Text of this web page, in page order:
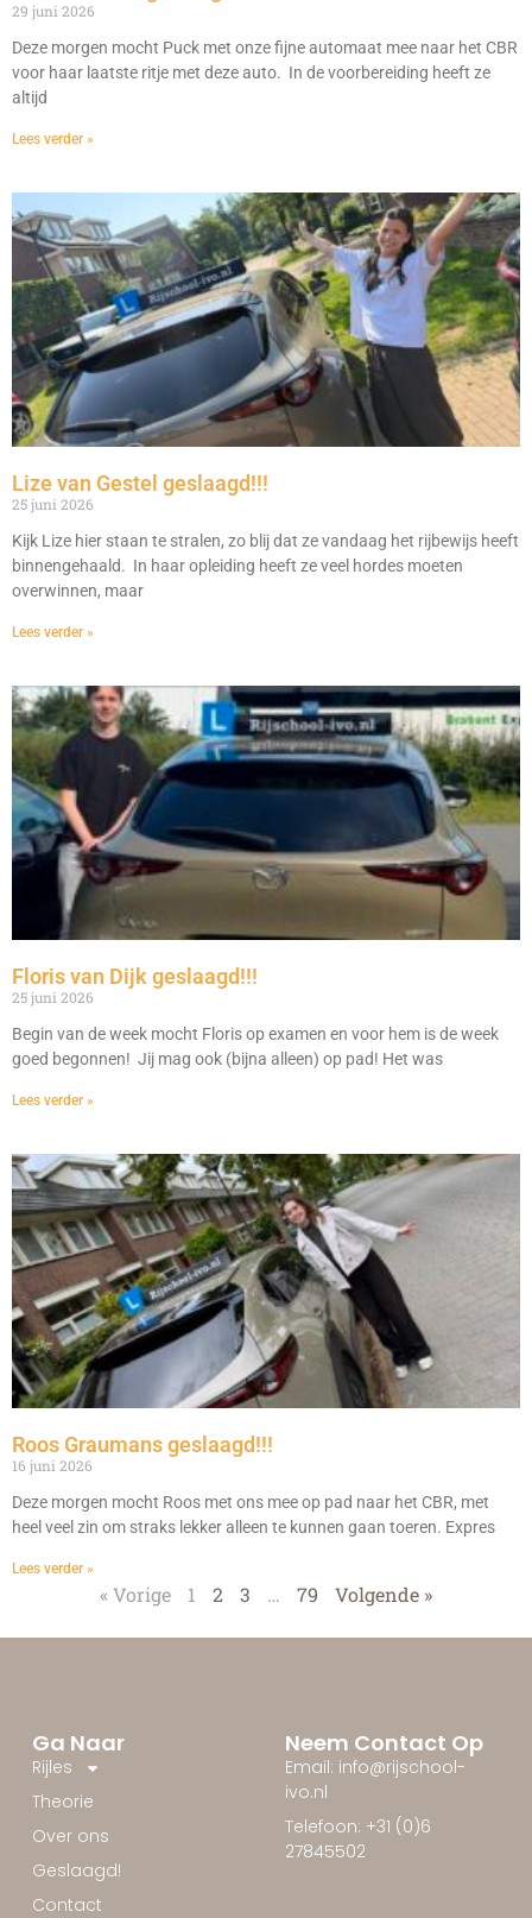
29 juni 2026
Deze morgen mocht Puck met onze fijne automaat mee naar het CBR
voor haar laatste ritje met deze auto. In de voorbereiding heeft ze
altijd
Lees verder »
Lize van Gestel geslaagd!!!
25 juni 2026
Kijk Lize hier staan te stralen, zo blij dat ze vandaag het rijbewijs heeft
binnengehaald. In haar opleiding heeft ze veel hordes moeten
overwinnen, maar
Lees verder »
Floris van Dijk geslaagd!!!
25 juni 2026
Begin van de week mocht Floris op examen en voor hem is de week
goed begonnen! Jij mag ook (bijna alleen) op pad! Het was
Lees verder »
Roos Graumans geslaagd!!!
16 juni 2026
Deze morgen mocht Roos met ons mee op pad naar het CBR, met
heel veel zin om straks lekker alleen te kunnen gaan toeren. Expres
Lees verder »
« Vorige 1 2 3 … 79 Volgende »
Ga Naar
Rijles
Theorie
Over ons
Geslaagd!
Contact
Neem Contact Op
Email: info@rijschool-
ivo.nl
Telefoon: +31 (0)6
27845502